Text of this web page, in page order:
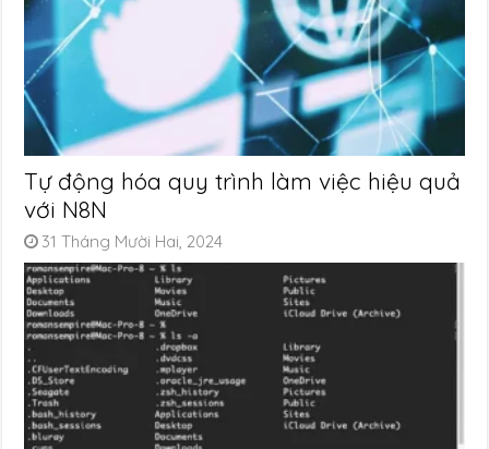
Tự động hóa quy trình làm việc hiệu quả
với N8N
31 Tháng Mười Hai, 2024